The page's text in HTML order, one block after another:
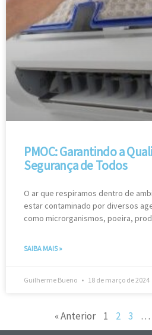
PMOC: Garantindo a
Segurança de Todos
O ar que respiramos dentro de
estar contaminado por diversos
como microrganismos, poeira,
SAIBA MAIS »
Guilherme Bueno 18 de março de 2024
« Anterior 1 2 3 …